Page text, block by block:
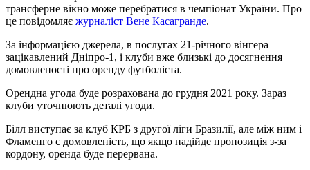
трансферне вікно може перебратися в чемпіонат України. Про
це повідомляє журналіст Вене Касагранде.
За інформацією джерела, в послугах 21-річного вінгера
зацікавлений Дніпро-1, і клуби вже близькі до досягнення
домовленості про оренду футболіста.
Орендна угода буде розрахована до грудня 2021 року. Зараз
клуби уточнюють деталі угоди.
Білл виступає за клуб КРБ з другої ліги Бразилії, але між ним і
Фламенго є домовленість, що якщо надійде пропозиція з-за
кордону, оренда буде перервана.